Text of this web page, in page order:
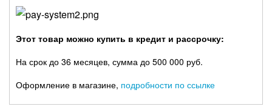
Этот товар можно купить в кредит и рассрочку:
На срок до 36 месяцев, сумма до 500 000 руб.
Оформление в магазине, подробности по ссылке